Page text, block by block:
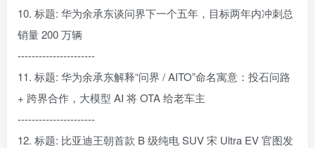
10. 标题: 华为余承东谈问界下一个五年，目标两年内冲刺总
销量 200 万辆
----------------------
11. 标题: 华为余承东解释“问界 / AITO”命名寓意：投石问路
+ 跨界合作，大模型 AI 将 OTA 给老车主
----------------------
12. 标题: 比亚迪王朝首款 B 级纯电 SUV 宋 Ultra EV 官图发